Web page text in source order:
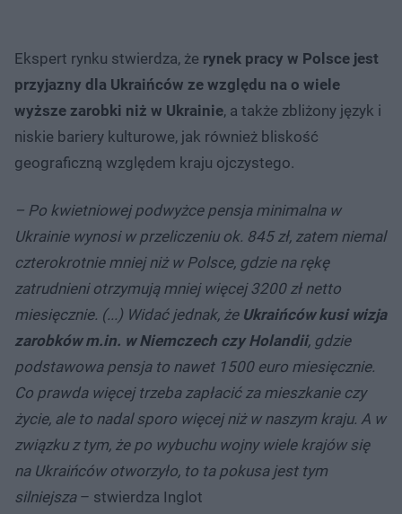
Ekspert rynku stwierdza, że rynek pracy w Polsce jest
przyjazny dla Ukraińców ze względu na o wiele
wyższe zarobki niż w Ukrainie, a także zbliżony język i
niskie bariery kulturowe, jak również bliskość
geograficzną względem kraju ojczystego.
– Po kwietniowej podwyżce pensja minimalna w
Ukrainie wynosi w przeliczeniu ok. 845 zł, zatem niemal
czterokrotnie mniej niż w Polsce, gdzie na rękę
zatrudnieni otrzymują mniej więcej 3200 zł netto
miesięcznie. (...) Widać jednak, że Ukraińców kusi wizja
zarobków m.in. w Niemczech czy Holandii, gdzie
podstawowa pensja to nawet 1500 euro miesięcznie.
Co prawda więcej trzeba zapłacić za mieszkanie czy
życie, ale to nadal sporo więcej niż w naszym kraju. A w
związku z tym, że po wybuchu wojny wiele krajów się
na Ukraińców otworzyło, to ta pokusa jest tym
silniejsza– stwierdza Inglot